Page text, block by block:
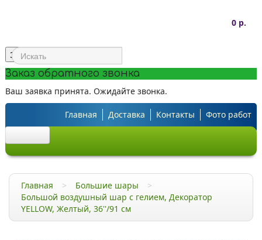
0 р.
Заказать звонок
Заказ обратного звонка
Ваш заявка принята. Ожидайте звонка.
Главная Доставка Контакты Фото работ
Облако из шаров
Большие шары
Главная > Большие шары
>
Большой воздушный шар с гелием, Декоратор
YELLOW, Желтый, 36''/91 см